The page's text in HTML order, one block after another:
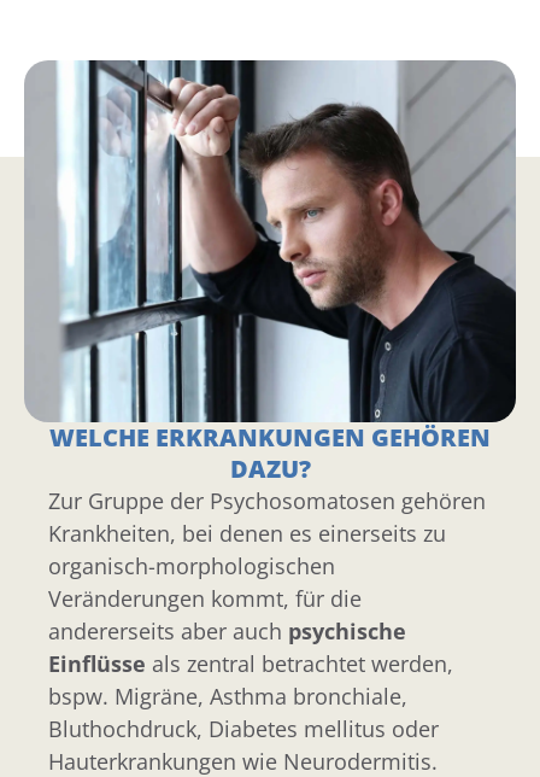
WELCHE ERKRANKUNGEN GEHÖREN
DAZU?
Zur Gruppe der Psychosomatosen gehören
Krankheiten, bei denen es einerseits zu
organisch-morphologischen
Veränderungen kommt, für die
andererseits aber auch psychische
Einflüsse als zentral betrachtet werden,
bspw. Migräne, Asthma bronchiale,
Bluthochdruck, Diabetes mellitus oder
Hauterkrankungen wie Neurodermitis.